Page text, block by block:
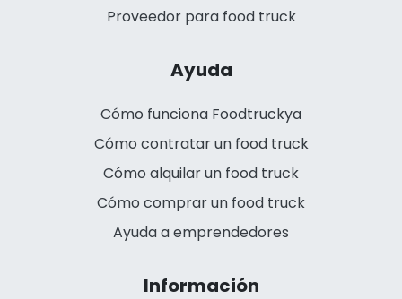
Proveedor para food truck
Ayuda
Cómo funciona Foodtruckya
Cómo contratar un food truck
Cómo alquilar un food truck
Cómo comprar un food truck
Ayuda a emprendedores
Información